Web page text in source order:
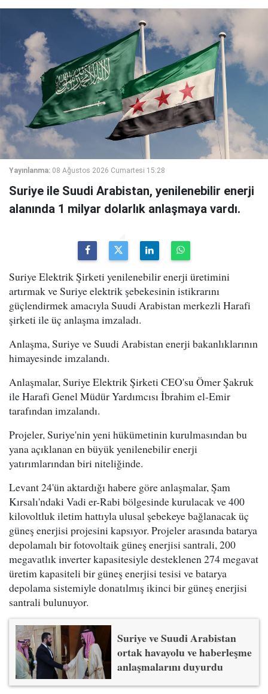
Yayınlanma: 08 Ağustos 2026 Cumartesi 15:28
Suriye ile Suudi Arabistan, yenilenebilir enerji
alanında 1 milyar dolarlık anlaşmaya vardı.
Suriye Elektrik Şirketi yenilenebilir enerji üretimini
artırmak ve Suriye elektrik şebekesinin istikrarını
güçlendirmek amacıyla Suudi Arabistan merkezli Harafi
şirketi ile üç anlaşma imzaladı.
Anlaşma, Suriye ve Suudi Arabistan enerji bakanlıklarının
himayesinde imzalandı.
Anlaşmalar, Suriye Elektrik Şirketi CEO'su Ömer Şakruk
ile Harafi Genel Müdür Yardımcısı İbrahim el-Emir
tarafından imzalandı.
Projeler, Suriye'nin yeni hükümetinin kurulmasından bu
yana açıklanan en büyük yenilenebilir enerji
yatırımlarından biri niteliğinde.
Levant 24'ün aktardığı habere göre anlaşmalar, Şam
Kırsalı'ndaki Vadi er-Rabi bölgesinde kurulacak ve 400
kilovoltluk iletim hattıyla ulusal şebekeye bağlanacak üç
güneş enerjisi projesini kapsıyor. Projeler arasında batarya
depolamalı bir fotovoltaik güneş enerjisi santrali, 200
megavatlık inverter kapasitesiyle desteklenen 274 megavat
üretim kapasiteli bir güneş enerjisi tesisi ve batarya
depolama sistemiyle donatılmış ikinci bir güneş enerjisi
santrali bulunuyor.
Suriye ve Suudi Arabistan
ortak havayolu ve haberleşme
anlaşmalarını duyurdu